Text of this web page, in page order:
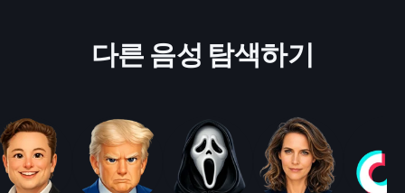
다른 음성 탐색하기